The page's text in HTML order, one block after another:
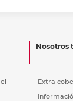
Nosotros
Extra